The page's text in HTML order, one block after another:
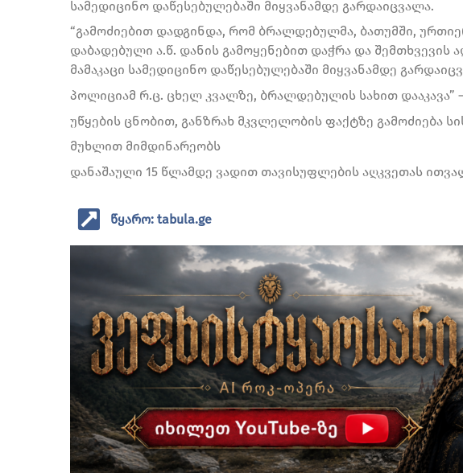
სამედიცინო დაწესებულებაში მიყვანამდე გარდაიცვალა.
“გამოძიებით დადგინდა, რომ ბრალდებულმა, ბათუმში,
დაბადებული ა.წ. დანის გამოყენებით დაჭრა და
მამაკაცი სამედიცინო დაწესებულებაში მიყვანამდე
პოლიციამ რ.ც. ცხელ კვალზე, ბრალდებულის სახით დააკავა” –
უწყების ცნობით, განზრახ მკვლელობის ფაქტზე გამოძიება
მუხლით მიმდინარეობს
დანაშაული 15 წლამდე ვადით თავისუფლების აღკვეთას
წყარო: tabula.ge